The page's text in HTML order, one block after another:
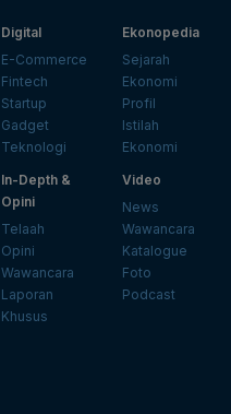
Digital
E-Commerce
Fintech
Startup
Gadget
Teknologi
Ekonopedia
Sejarah
Ekonomi
Profil
Istilah
Ekonomi
In-Depth &
Opini
Telaah
Opini
Wawancara
Laporan
Khusus
Video
News
Wawancara
Katalogue
Foto
Podcast